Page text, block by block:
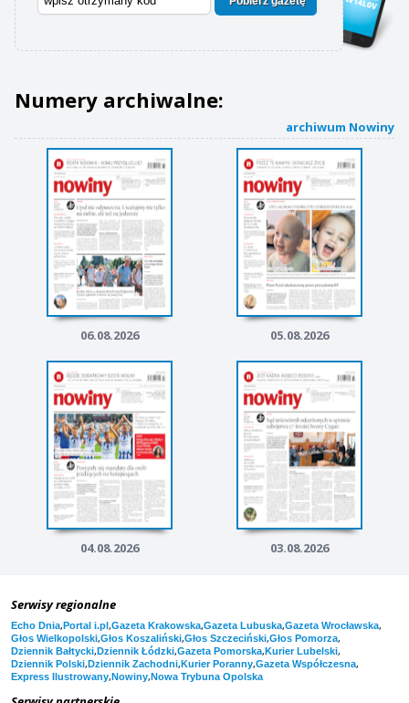
Numery archiwalne:
archiwum Nowiny
06.08.2026 05.08.2026
04.08.2026 03.08.2026
Serwisy regionalne
Echo Dnia,Portal i.pl,Gazeta Krakowska,Gazeta Lubuska,Gazeta Wrocławska,
Głos Wielkopolski,Głos Koszaliński,Głos Szczeciński,Głos Pomorza,
Dziennik Bałtycki,Dziennik Łódzki,Gazeta Pomorska,Kurier Lubelski,
Dziennik Polski,Dziennik Zachodni,Kurier Poranny,Gazeta Współczesna,
Express Ilustrowany,Nowiny,Nowa Trybuna Opolska